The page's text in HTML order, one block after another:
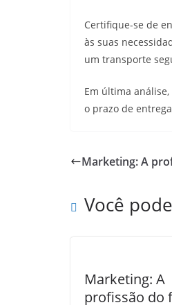
Certifique-se de
às suas
um transporte
Em última
o prazo de
Marketing: A
Você
Marketing: A
profissão do